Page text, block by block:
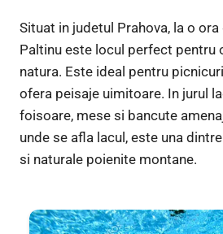
Situat in judetul Prahova, la o
Paltinu este locul perfect pentru
natura. Este ideal pentru
ofera peisaje uimitoare. In jurul
foisoare, mese si bancute
unde se afla lacul, este una
si naturale poienite montane.